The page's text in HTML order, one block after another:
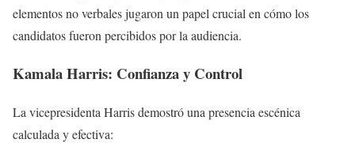
elementos no verbales jugaron un papel crucial en cómo los
candidatos fueron percibidos por la audiencia.
Kamala Harris: Confianza y Control
La vicepresidenta Harris demostró una presencia escénica
calculada y efectiva: